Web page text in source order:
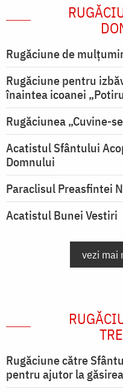
Rugăciune de
Rugăciune pentru
înaintea icoanei
Rugăciunea „Cuvine-
Acatistul Sfântului
Domnului
Paraclisul Preasfintei
Acatistul Bunei Vestiri
vezi mai
Rugăciune către
pentru ajutor la